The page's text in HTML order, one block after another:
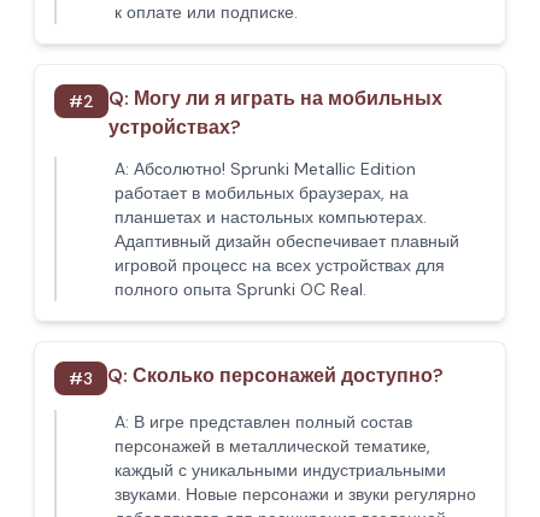
к оплате или подписке.
#2 Q: Могу ли я играть на мобильных
устройствах?
A: Абсолютно! Sprunki Metallic Edition
работает в мобильных браузерах, на
планшетах и настольных компьютерах.
Адаптивный дизайн обеспечивает плавный
игровой процесс на всех устройствах для
полного опыта Sprunki OC Real.
#3 Q: Сколько персонажей доступно?
A: В игре представлен полный состав
персонажей в металлической тематике,
каждый с уникальными индустриальными
звуками. Новые персонажи и звуки регулярно